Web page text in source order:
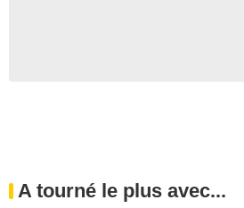
A tourné le plus avec...